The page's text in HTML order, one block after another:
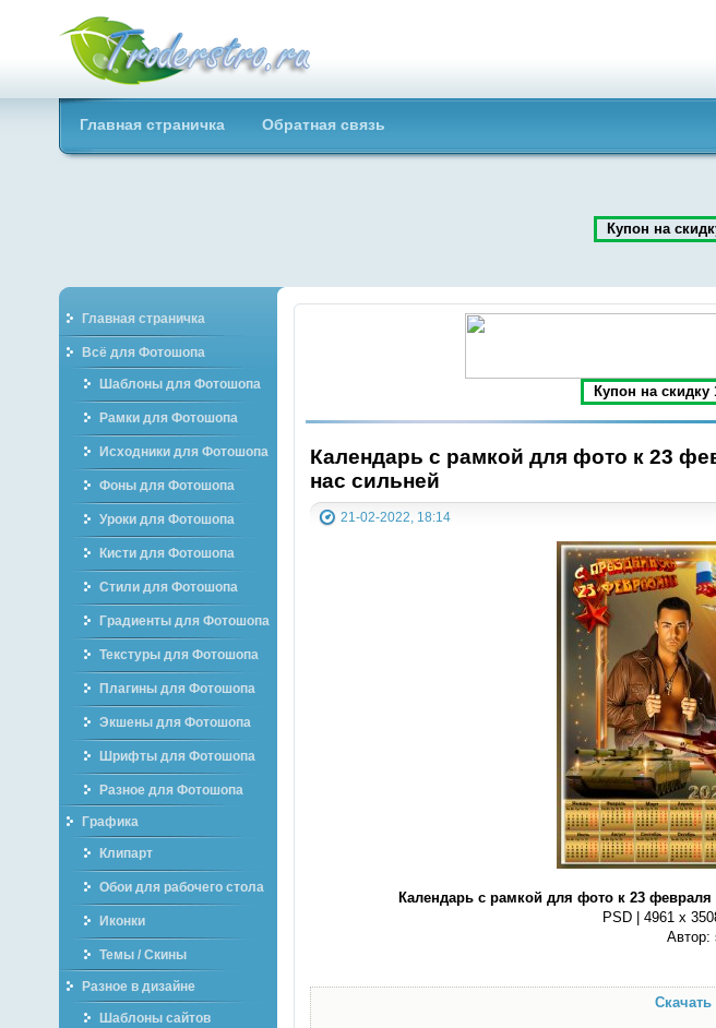
Troderstro.ru -
Портал о
Главная страничка Обратная связь
Купон на
Главная страничка
Всё для Фотошопа
Шаблоны для Фотошопа
Рамки для Фотошопа
Исходники для Фотошопа
Фоны для Фотошопа
Уроки для Фотошопа
Кисти для Фотошопа
Стили для Фотошопа
Градиенты для Фотошопа
Текстуры для Фотошопа
Плагины для Фотошопа
Экшены для Фотошопа
Шрифты для Фотошопа
Разное для Фотошопа
Графика
Клипарт
Обои для рабочего стола
Иконки
Темы / Скины
Разное в дизайне
Шаблоны сайтов
Купон на скидку
Календарь с рамкой для фото к 23
нас сильней
21-02-2022, 18:14
Календарь с рамкой для фото к 23 февраля
PSD | 4961 х
Автор: